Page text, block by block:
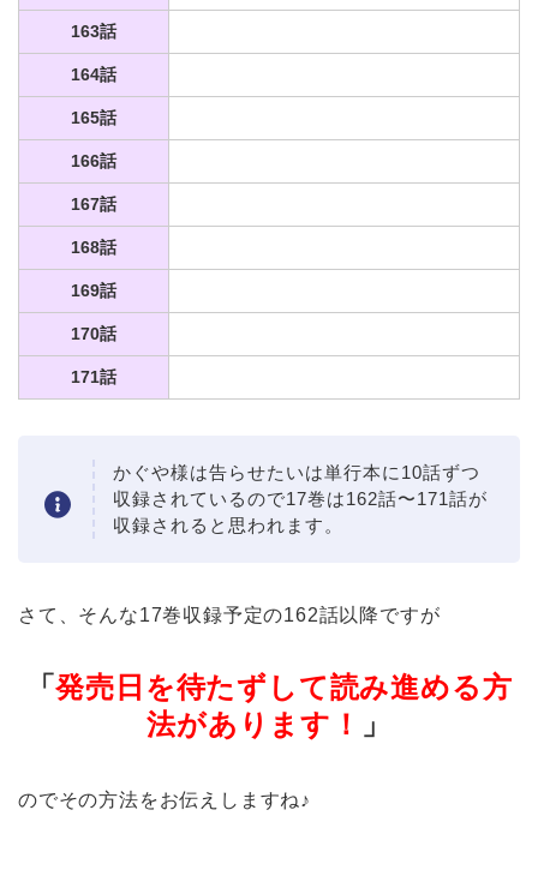
163話
164話
165話
166話
167話
168話
169話
170話
171話
かぐや様は告らせたいは単行本に10話ずつ
収録されているので17巻は162話〜171話が
収録されると思われます。
さて、そんな17巻収録予定の162話以降ですが
「発売日を待たずして読み進める方
法があります！
」
のでその方法をお伝えしますね♪